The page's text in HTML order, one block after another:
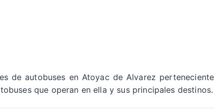
de autobuses en Atoyac de Alvarez
que operan en ella y sus principales destinos.